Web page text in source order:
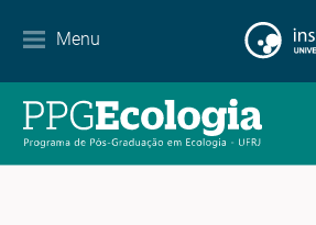
Menu
Contato